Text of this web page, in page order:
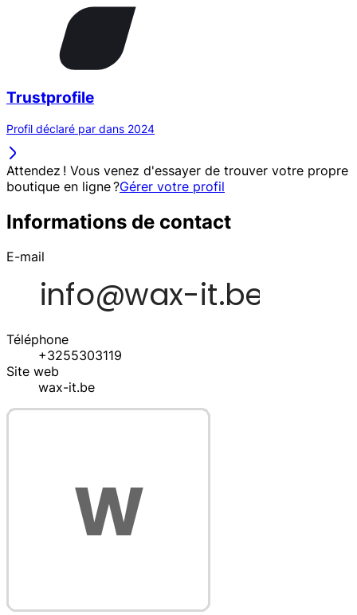
Trustprofile
Profil déclaré par dans 2024
Attendez ! Vous venez d'essayer de trouver votre propre
boutique en ligne ?Gérer votre profil
Informations de contact
E-mail
Téléphone
+3255303119
Site web
wax-it.be